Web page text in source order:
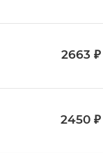
2663 ₽
2450 ₽